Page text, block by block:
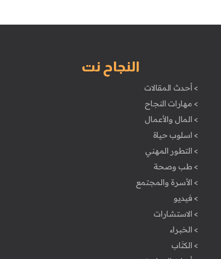
النجاح نت
> أحدث المقالات
> مهارات النجاح
> المال والأعمال
> اسلوب حياة
> التطور المهني
> طب وصحة
> الأسرة والمجتمع
> فيديو
> الاستشارات
> الخبراء
> الكتَاب